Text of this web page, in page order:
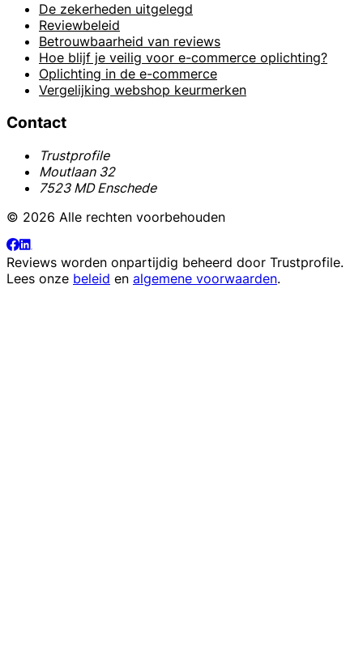
De zekerheden uitgelegd
Reviewbeleid
Betrouwbaarheid van reviews
Hoe blijf je veilig voor e-commerce oplichting?
Oplichting in de e-commerce
Vergelijking webshop keurmerken
Contact
Trustprofile
Moutlaan 32
7523 MD Enschede
© 2026 Alle rechten voorbehouden
Reviews worden onpartijdig beheerd door Trustprofile.
Lees onze beleid en algemene voorwaarden.